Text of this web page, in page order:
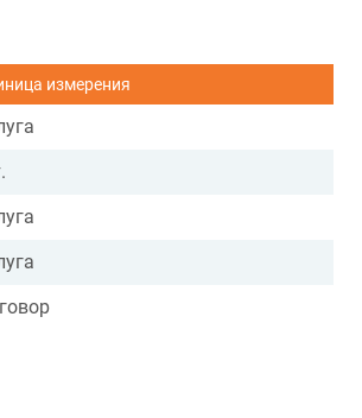
измерения